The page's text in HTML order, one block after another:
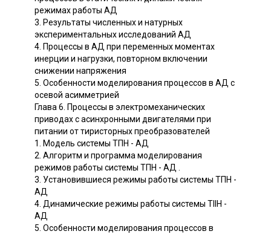
режимах работы АД
3. Результаты численных и натурных
экспериментальных исследований АД
4. Процессы в АД при переменных моментах
инерции и нагрузки, повторном включении
снижении напряжения
5. Особенности моделирования процессов в АД с
осевой асимметрией
Глава 6. Процессы в электромеханических
приводах с асинхронными двигателями при
питании от тиристорных преобразователей
1. Модель системы ТПН - АД
2. Алгоритм и программа моделирования
режимов работы системы ТПН - АД .
3. Установившиеся режимы работы системы ТПН -
АД
4. Динамические режимы работы системы TIIH -
АД
5. Особенности моделирования процессов в